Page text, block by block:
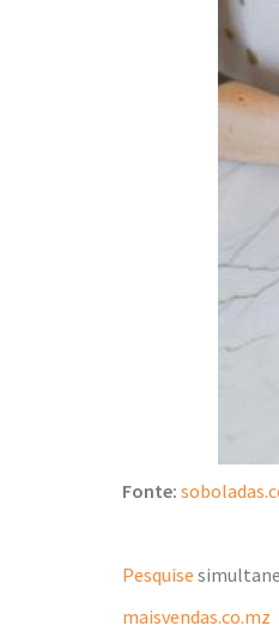
Fonte:
Pesquise
maisvendas.co.mz